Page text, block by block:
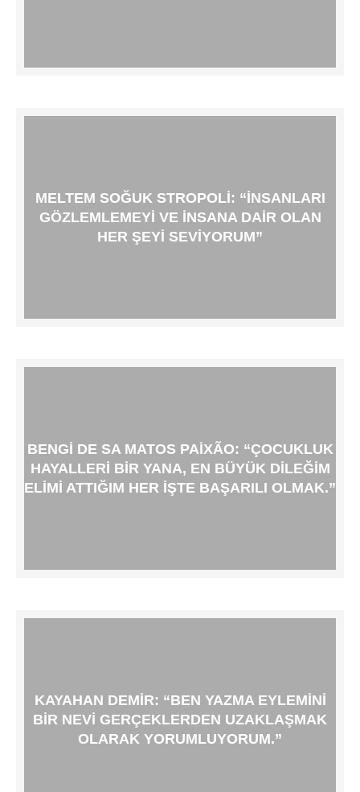
MELTEM SOĞUK STROPOLI: “İNSANLARI
GÖZLEMLEMEYI VE INSANA DAIR OLAN
HER ŞEYI SEVIYORUM”
BENGI DE SA MATOS PAIXÃO: “ÇOCUKLUK
HAYALLERI BIR YANA, EN BÜYÜK DILEĞIM
ELIMI ATTIĞIM HER IŞTE BAŞARILI OLMAK.”
KAYAHAN DEMIR: “BEN YAZMA EYLEMINI
BIR NEVI GERÇEKLERDEN UZAKLAŞMAK
OLARAK YORUMLUYORUM.”